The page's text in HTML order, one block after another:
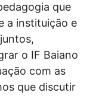
que
a instituição e
o IF Baiano
com as
que discutir